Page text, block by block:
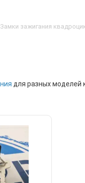
Замки зажигания
для разных моделей